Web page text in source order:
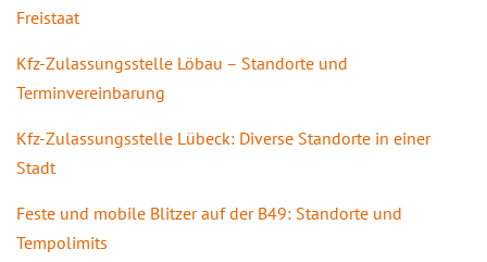
Freistaat
Kfz-Zulassungsstelle Löbau – Standorte und
Terminvereinbarung
Kfz-Zulassungsstelle Lübeck: Diverse Standorte in einer
Stadt
Feste und mobile Blitzer auf der B49: Standorte und
Tempolimits